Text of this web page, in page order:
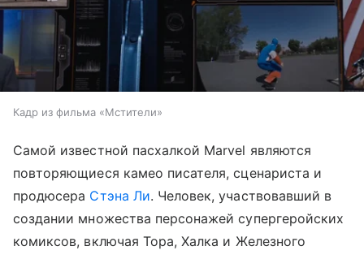
Кадр из фильма «Мстители»
Самой известной пасхалкой Marvel являются
повторяющиеся камео писателя, сценариста и
продюсера Стэна Ли. Человек, участвовавший в
создании множества персонажей супергеройских
комиксов, включая Тора, Халка и Железного